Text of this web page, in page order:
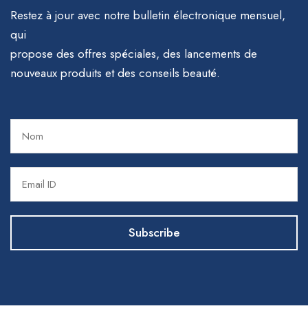
Restez à jour avec notre bulletin électronique mensuel,
qui
propose des offres spéciales, des lancements de
nouveaux produits et des conseils beauté.